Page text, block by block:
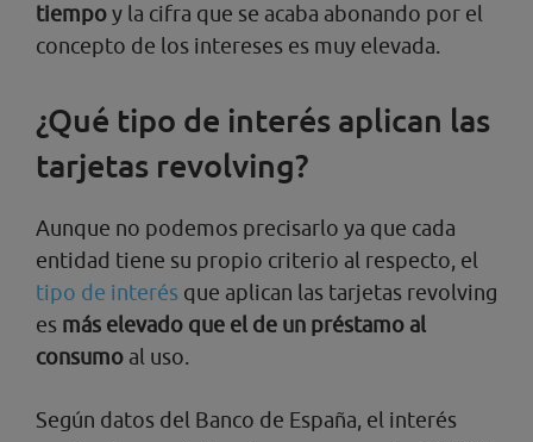
tiempoy la cifra que se acaba abonando por el
concepto de los intereses es muy elevada.
¿Qué tipo de interés aplican las
tarjetas revolving?
Aunque no podemos precisarlo ya que cada
entidad tiene su propio criterio al respecto, el
tipo de interés que aplican las tarjetas revolving
es más elevado que el de un préstamo al
consumo al uso.
Según datos del Banco de España, el interés